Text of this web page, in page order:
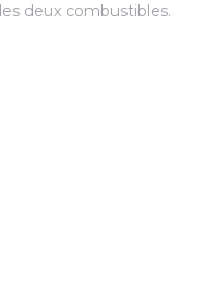
deux combustibles.